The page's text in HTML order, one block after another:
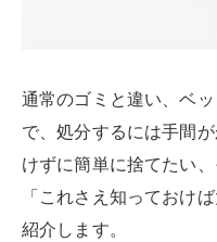
通常のゴミと違い、ベ
で、処分するには手間
けずに簡単に捨てたい
「これさえ知っておけ
紹介します。